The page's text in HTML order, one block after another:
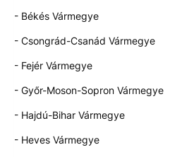
- Békés Vármegye
- Csongrád-Csanád Vármegye
- Fejér Vármegye
- Győr-Moson-Sopron Vármegye
- Hajdú-Bihar Vármegye
- Heves Vármegye